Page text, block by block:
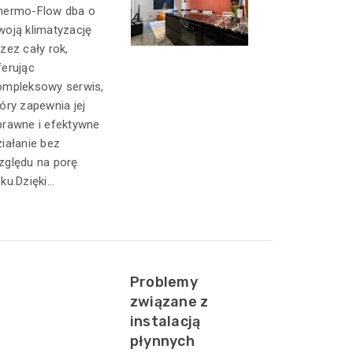
Flow dba o
klimatyzację
cały rok,
serwis,
zapewnia jej
i efektywne
bez
na porę
Problemy
związane z
instalacją
płynnych